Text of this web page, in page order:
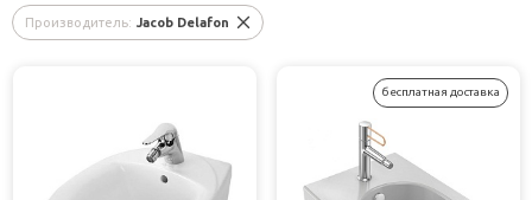
Производитель: Jacob Delafon
бесплатная доставка